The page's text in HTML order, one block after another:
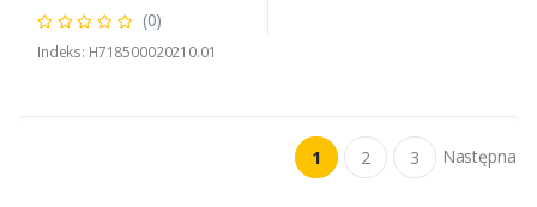
(0)
Indeks: H718500020210.01
1 2 3 Następna